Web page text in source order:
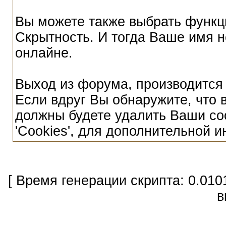
Вы можете также выбрать
Скрытность. И тогда Ваше имя
онлайне.
Выход из форума,
Если вдруг Вы обнаружите,
должны будете удалить Ваши
'Cookies', для дополнительной
[ Время генерации скрипта: